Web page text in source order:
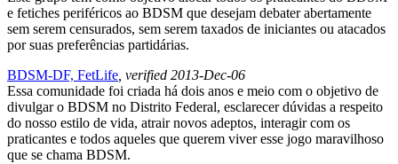
e fetiches periféricos ao BDSM que desejam debater abertamente
sem serem censurados, sem serem taxados de iniciantes ou atacados
por suas preferências partidárias.
BDSM-DF, FetLife , verified 2013-Dec-06
Essa comunidade foi criada há dois anos e meio com o objetivo de
divulgar o BDSM no Distrito Federal, esclarecer dúvidas a respeito
do nosso estilo de vida, atrair novos adeptos, interagir com os
praticantes e todos aqueles que querem viver esse jogo maravilhoso
que se chama BDSM.